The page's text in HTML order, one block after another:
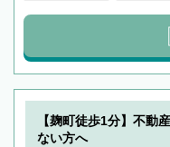
【麹町徒歩1分】不動
ない方へ